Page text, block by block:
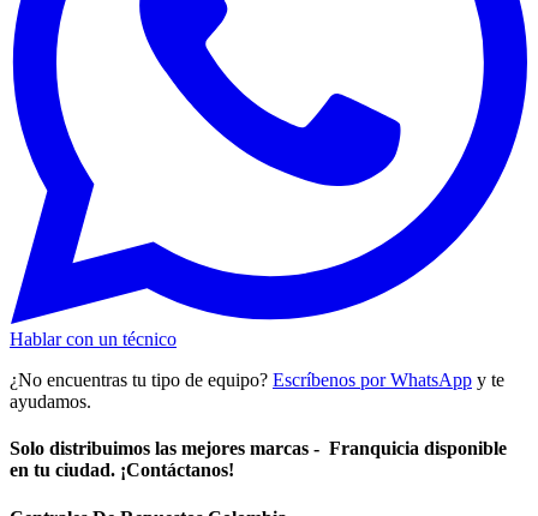
Hablar con un técnico
¿No encuentras tu tipo de equipo? Escríbenos por WhatsApp y te
ayudamos.
Solo distribuimos las mejores marcas - Franquicia disponible
en tu ciudad. ¡Contáctanos!